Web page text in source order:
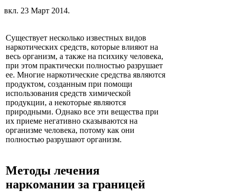
вкл. 23 Март 2014.
Существует несколько известных видов
наркотических средств, которые влияют на
весь организм, а также на психику человека,
при этом практически полностью разрушает
ее. Многие наркотические средства являются
продуктом, созданным при помощи
использования средств химической
продукции, а некоторые являются
природными. Однако все эти вещества при
их приеме негативно сказываются на
организме человека, потому как они
полностью разрушают организм.
Методы лечения
наркомании за границей